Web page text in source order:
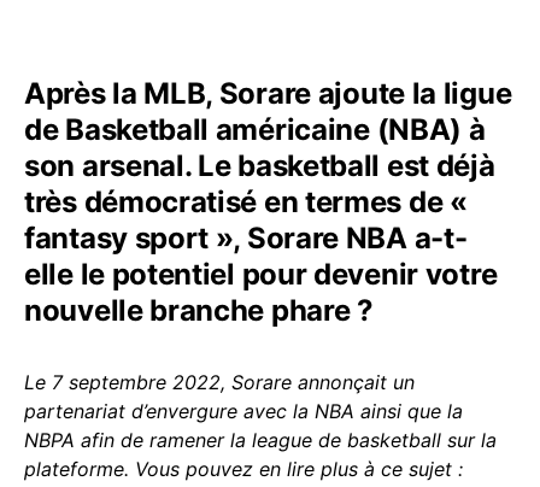
Après la MLB, Sorare ajoute la ligue
de Basketball américaine (NBA) à
son arsenal. Le basketball est déjà
très démocratisé en termes de «
fantasy sport », Sorare NBA a-t-
elle le potentiel pour devenir votre
nouvelle branche phare ?
Le 7 septembre 2022, Sorare annonçait un
partenariat d’envergure avec la NBA ainsi que la
NBPA afin de ramener la league de basketball sur la
plateforme. Vous pouvez en lire plus à ce sujet :